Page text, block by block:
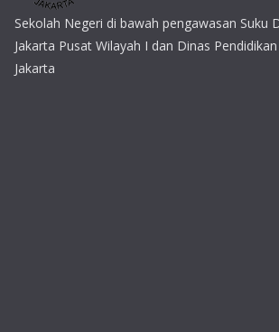
Sekolah Negeri di bawah pengawasan Suku
Jakarta Pusat Wilayah I dan Dinas
Jakarta